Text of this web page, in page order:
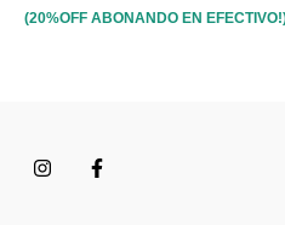
(20%OFF ABONANDO EN